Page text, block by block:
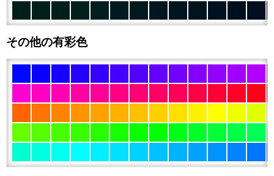
その他の有彩色